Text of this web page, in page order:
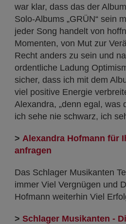
war klar, dass das der
Solo-Albums „GRÜN“ sein
jeder Song handelt von
Momenten, von Mut zur
Recht anders zu sein und
ordentliche Ladung
sicher, dass ich mit dem
viel positive Energie
Alexandra, „denn egal, was
ich sehe nie schwarz, ich
> Alexandra Hofmann für
anfragen
Das Schlager Musikanten
immer Viel Vergnügen und
Hofmann weiterhin Viel
> Schlager Musikanten -